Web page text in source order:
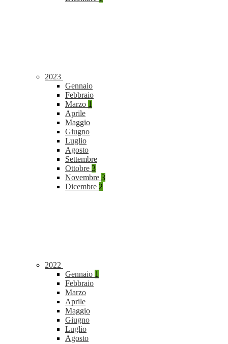
2023
Gennaio
Febbraio
Marzo 1
Aprile
Maggio
Giugno
Luglio
Agosto
Settembre
Ottobre 3
Novembre 3
Dicembre 2
2022
Gennaio 1
Febbraio
Marzo
Aprile
Maggio
Giugno
Luglio
Agosto